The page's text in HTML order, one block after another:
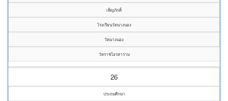
เพ็ญภักดิ์
โรงเรียนวัดนางนอง
วัดนางนอง
วัดราชโอรสาราม
26
ประถมศึกษา